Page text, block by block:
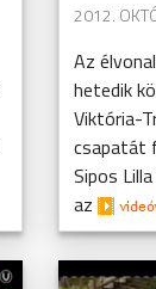
2012.
Az
hetedik
Viktória-
csapatát
Sipos
az